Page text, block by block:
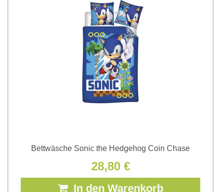
Bettwäsche Sonic the Hedgehog Coin Chase
28,80 €
In den Warenkorb